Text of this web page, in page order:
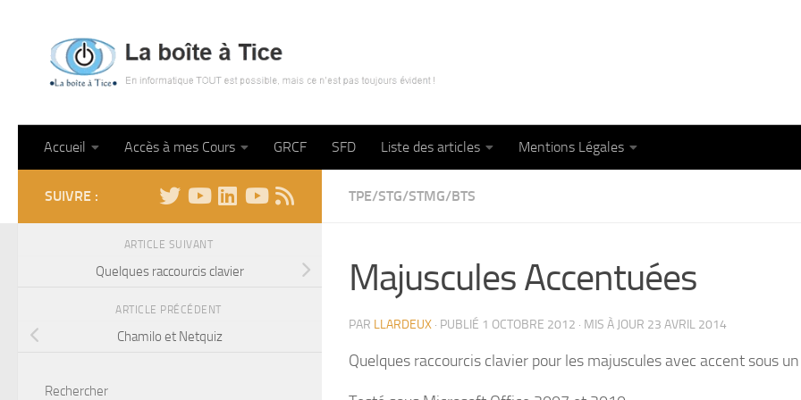
Accueil Accès à mes Cours GRCF SFD Liste des articles Mentions Légales
TPE/STG/STMG/BTS
Majuscules Accentuées
PAR LLARDEUX · PUBLIÉ 1 OCTOBRE 2012 · MIS À JOUR 23 AVRIL 2014
Quelques raccourcis clavier pour les majuscules avec accent sous
SUIVRE :
ARTICLE SUIVANT
Quelques raccourcis clavier
ARTICLE PRÉCÉDENT
Chamilo et Netquiz
Rechercher